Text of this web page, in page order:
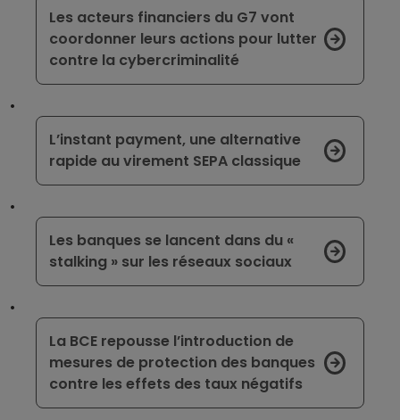
Les acteurs financiers du G7 vont
coordonner leurs actions pour lutter
contre la cybercriminalité
L’instant payment, une alternative
rapide au virement SEPA classique
Les banques se lancent dans du «
stalking » sur les réseaux sociaux
La BCE repousse l’introduction de
mesures de protection des banques
contre les effets des taux négatifs